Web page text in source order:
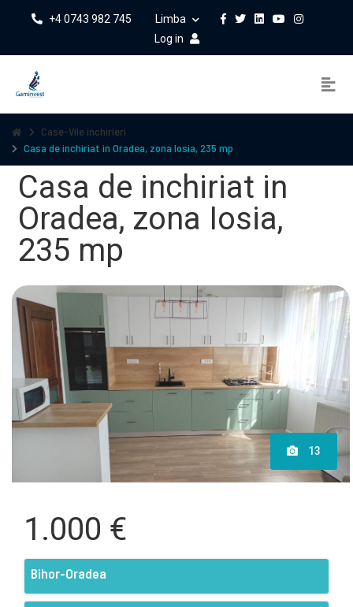
+4 0743 982 745
Limba
Log in
Case-Vile inchirieri
Casa de inchiriat in Oradea, zona Iosia, 235 mp
Casa de inchiriat in
Oradea, zona Iosia,
235 mp
13
1.000 €
Bihor-Oradea